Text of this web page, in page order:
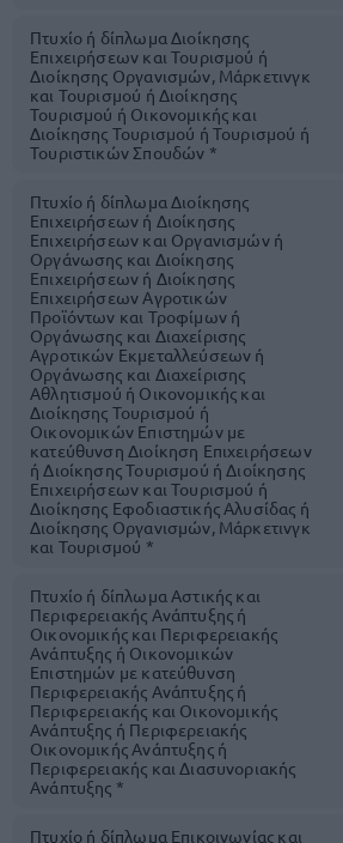
Πτυχίο ή δίπλωμα Διοίκησης
Επιχειρήσεων και Τουρισμού ή
Διοίκησης Οργανισμών, Μάρκετινγκ
και Τουρισμού ή Διοίκησης
Τουρισμού ή Οικονομικής και
Διοίκησης Τουρισμού ή Τουρισμού ή
Τουριστικών Σπουδών *
Πτυχίο ή δίπλωμα Διοίκησης
Επιχειρήσεων ή Διοίκησης
Επιχειρήσεων και Οργανισμών ή
Οργάνωσης και Διοίκησης
Επιχειρήσεων ή Διοίκησης
Επιχειρήσεων Αγροτικών
Προϊόντων και Τροφίμων ή
Οργάνωσης και Διαχείρισης
Αγροτικών Εκμεταλλεύσεων ή
Οργάνωσης και Διαχείρισης
Αθλητισμού ή Οικονομικής και
Διοίκησης Τουρισμού ή
Οικονομικών Επιστημών με
κατεύθυνση Διοίκηση Επιχειρήσεων
ή Διοίκησης Τουρισμού ή Διοίκησης
Επιχειρήσεων και Τουρισμού ή
Διοίκησης Εφοδιαστικής Αλυσίδας ή
Διοίκησης Οργανισμών, Μάρκετινγκ
και Τουρισμού *
Πτυχίο ή δίπλωμα Αστικής και
Περιφερειακής Ανάπτυξης ή
Οικονομικής και Περιφερειακής
Ανάπτυξης ή Οικονομικών
Επιστημών με κατεύθυνση
Περιφερειακής Ανάπτυξης ή
Περιφερειακής και Οικονομικής
Ανάπτυξης ή Περιφερειακής
Οικονομικής Ανάπτυξης ή
Περιφερειακής και Διασυνοριακής
Ανάπτυξης *
Πτυχίο ή δίπλωμα Επικοινωνίας και